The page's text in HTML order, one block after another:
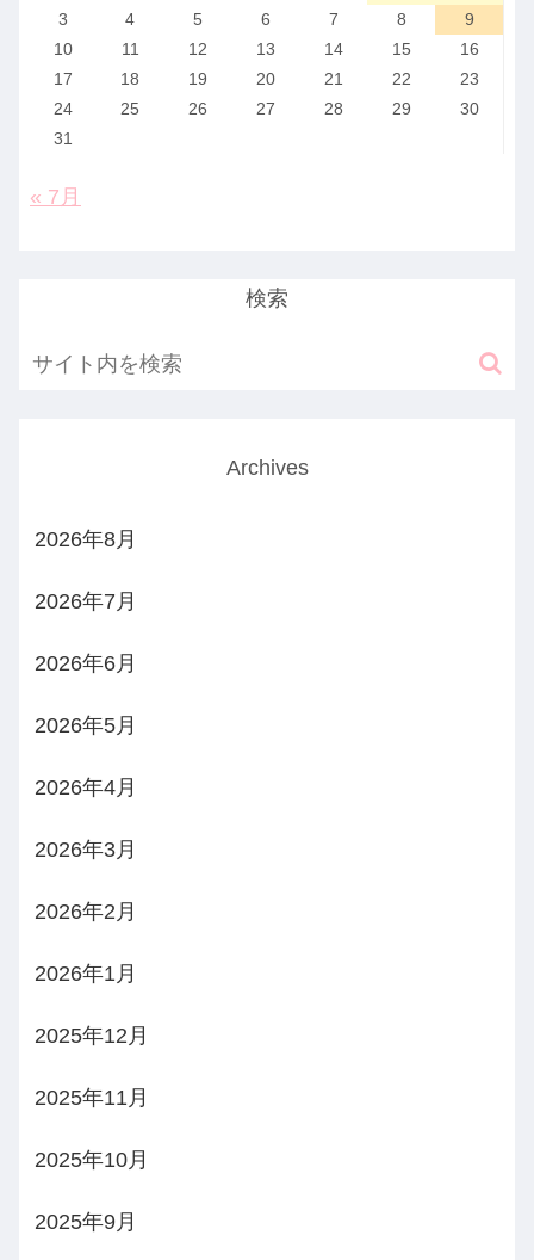
3
4 5 6 7 8
9
10
11 12 13 14 15
16
17
18 19 20 21 22
23
24
25 26 27 28 29
30
31
« 7月
検索
Archives
2026年8月
2026年7月
2026年6月
2026年5月
2026年4月
2026年3月
2026年2月
2026年1月
2025年12月
2025年11月
2025年10月
2025年9月